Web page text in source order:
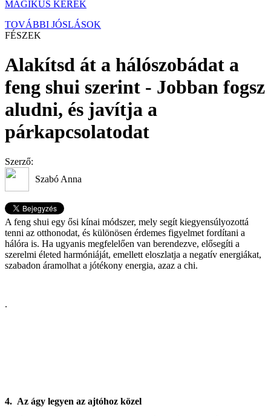
MÁGIKUS KERÉK
TOVÁBBI JÓSLÁSOK
FÉSZEK
Alakítsd át a hálószobádat a
feng shui szerint - Jobban fogsz
aludni, és javítja a
párkapcsolatodat
Szerző:
Szabó Anna
A feng shui egy ősi kínai módszer, mely segít kiegyensúlyozottá
tenni az otthonodat, és különösen érdemes figyelmet fordítani a
hálóra is. Ha ugyanis megfelelően van berendezve, elősegíti a
szerelmi életed harmóniáját, emellett eloszlatja a negatív energiákat,
szabadon áramolhat a jótékony energia, azaz a chi.
.
4. Az ágy legyen az ajtóhoz közel